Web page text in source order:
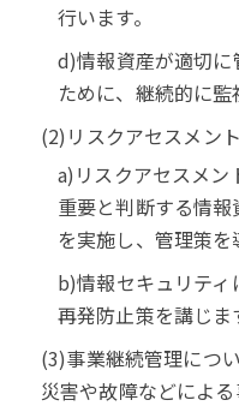
行います。
d)情報資産が適切
ために、継続的に監
(2)リスクアセスメン
a)リスクアセスメン
重要と判断する情
を実施し、管理策を
b)情報セキュリティ
再発防止策を講じま
(3)事業継続管理につ
災害や故障などによ